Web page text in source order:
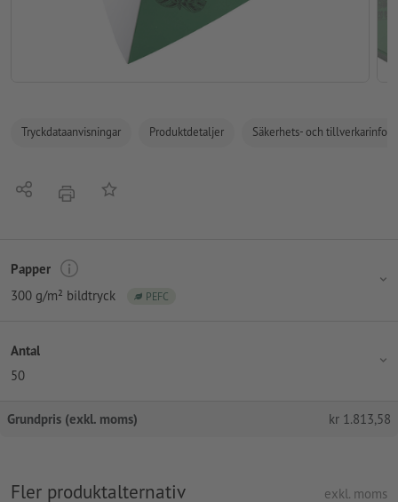
Tryckdataanvisningar Produktdetaljer Säkerhets- och
Dela erbjudandePå anteckningslistan
Papper
300 g/m² bildtryck
PEFC
Antal
50
Grundpris (exkl. moms) kr 1.813,58
Fler produktalternativ exkl. moms